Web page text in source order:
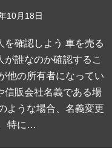
10月18日
を確認しよう 車を売る
が誰なのか確認するこ
他の所有者になってい
信販会社名義である場
ような場合、名義変更
特に…